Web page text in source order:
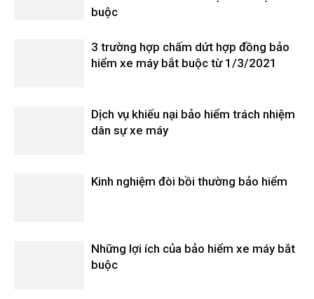
buộc
3 trường hợp chấm dứt hợp đồng bảo
hiểm xe máy bắt buộc từ 1/3/2021
Dịch vụ khiếu nại bảo hiểm trách nhiệm
dân sự xe máy
Kinh nghiệm đòi bồi thường bảo hiểm
Những lợi ích của bảo hiểm xe máy bắt
buộc